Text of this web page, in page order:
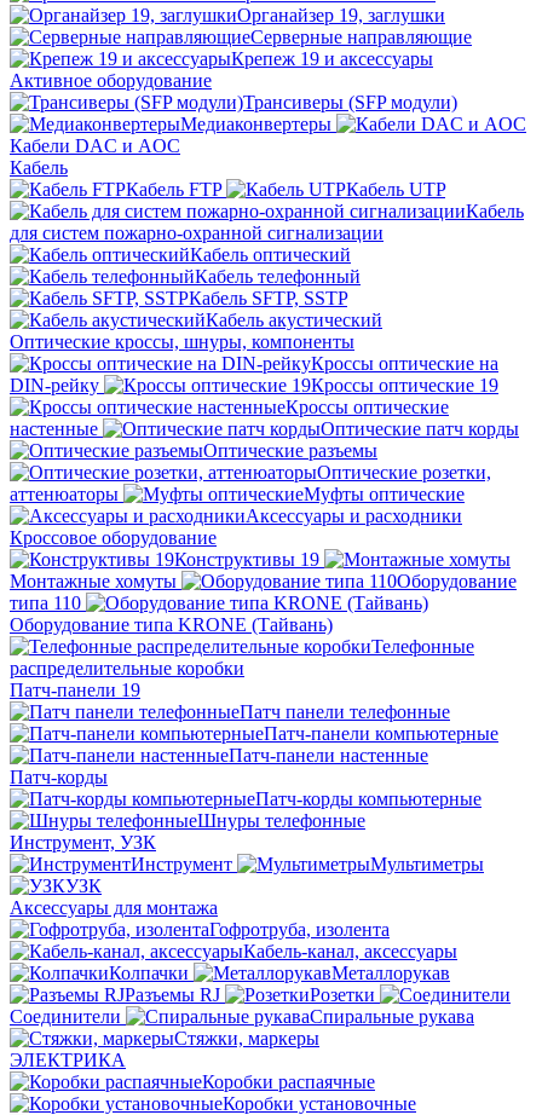
Органайзер 19, заглушки
Серверные направляющие
Крепеж 19 и аксессуары
Активное оборудование
Трансиверы (SFP модули)
Медиаконвертеры
Кабели DAC и AOC
Кабель
Кабель FTP
Кабель UTP
Кабель
для систем пожарно-охранной сигнализации
Кабель оптический
Кабель телефонный
Кабель SFTP, SSTP
Кабель акустический
Оптические кроссы, шнуры, компоненты
Кроссы оптические на
DIN-рейку
Кроссы оптические 19
Кроссы оптические
настенные
Оптические патч корды
Оптические разъемы
Оптические розетки,
аттенюаторы
Муфты оптические
Аксессуары и расходники
Кроссовое оборудование
Конструктивы 19
Монтажные хомуты
Оборудование
типа 110
Оборудование типа KRONE (Тайвань)
Телефонные
распределительные коробки
Патч-панели 19
Патч панели телефонные
Патч-панели компьютерные
Патч-панели настенные
Патч-корды
Патч-корды компьютерные
Шнуры телефонные
Инструмент, УЗК
Инструмент
Мультиметры
УЗК
Аксессуары для монтажа
Гофротруба, изолента
Кабель-канал, аксессуары
Колпачки
Металлорукав
Разъемы RJ
Розетки
Соединители
Спиральные рукава
Стяжки, маркеры
ЭЛЕКТРИКА
Коробки распаячные
Коробки установочные